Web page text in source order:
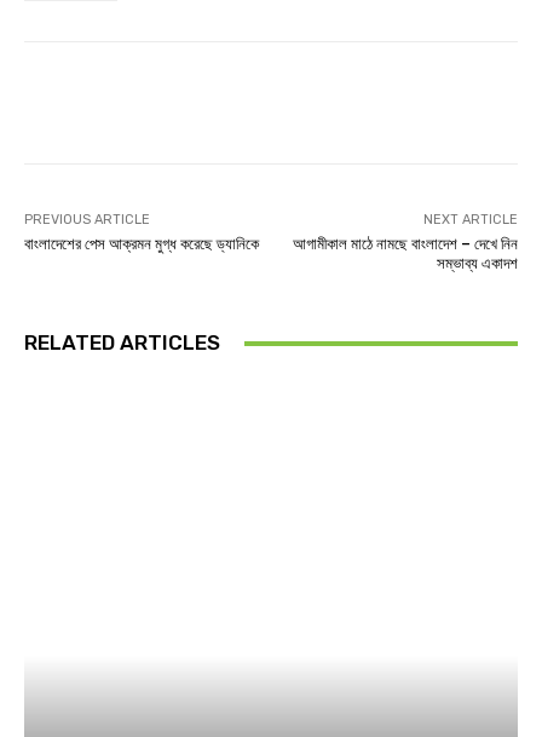
PREVIOUS ARTICLE
বাংলাদেশের পেস আক্রমন মুগ্ধ করেছে ড্যানিকে
NEXT ARTICLE
আগামীকাল মাঠে নামছে বাংলাদেশ – দেখে নিন
সম্ভাব্য একাদশ
RELATED ARTICLES